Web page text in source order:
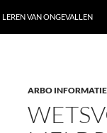
LEREN VAN ONGEVALLEN
ARBO